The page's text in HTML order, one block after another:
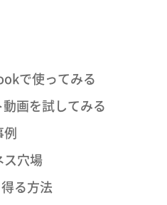
で使ってみる
画を試してみる
例
ス穴場
る方法